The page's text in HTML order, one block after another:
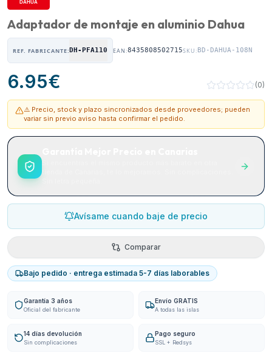
Adaptador de montaje en aluminio Dahua
REF. FABRICANTE:DH-PFA110 EAN:8435808502715SKU:BD-DAHUA-108N
6.95€ (0)
⚠️ Precio, stock y plazo sincronizados desde proveedores; pueden
variar sin previo aviso hasta confirmar el pedido.
Avísame cuando baje de precio
Comparar
Bajo pedido · entrega estimada 5-7 días laborables
Garantía 3 años
Oficial del fabricante
Envío GRATIS
A todas las islas
14 días devolución
Sin complicaciones
Pago seguro
SSL + Redsys